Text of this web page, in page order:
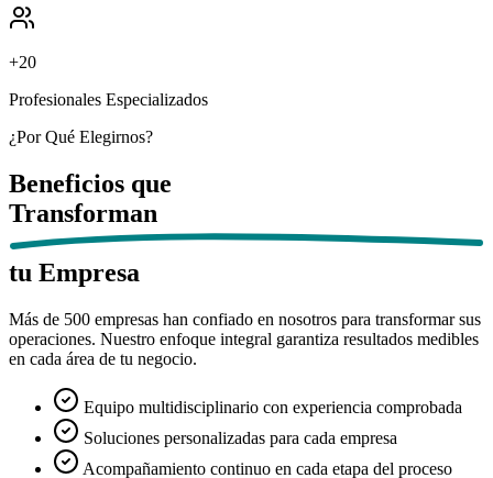
+20
Profesionales Especializados
¿Por Qué Elegirnos?
Beneficios que
Transforman
tu Empresa
Más de 500 empresas han confiado en nosotros para transformar sus
operaciones. Nuestro enfoque integral garantiza resultados medibles
en cada área de tu negocio.
Equipo multidisciplinario con experiencia comprobada
Soluciones personalizadas para cada empresa
Acompañamiento continuo en cada etapa del proceso